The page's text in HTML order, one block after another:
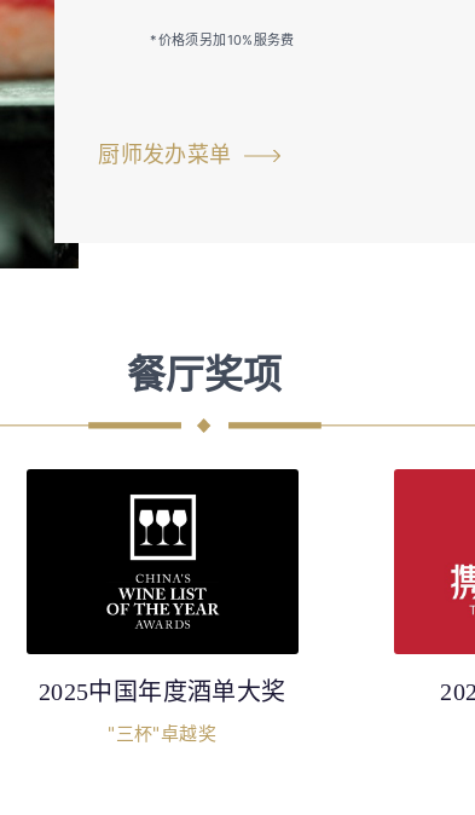
*价格须另加10%服务费
厨师发办菜单
餐厅奖项
2025中国年度酒单大奖
"三杯"卓越奖